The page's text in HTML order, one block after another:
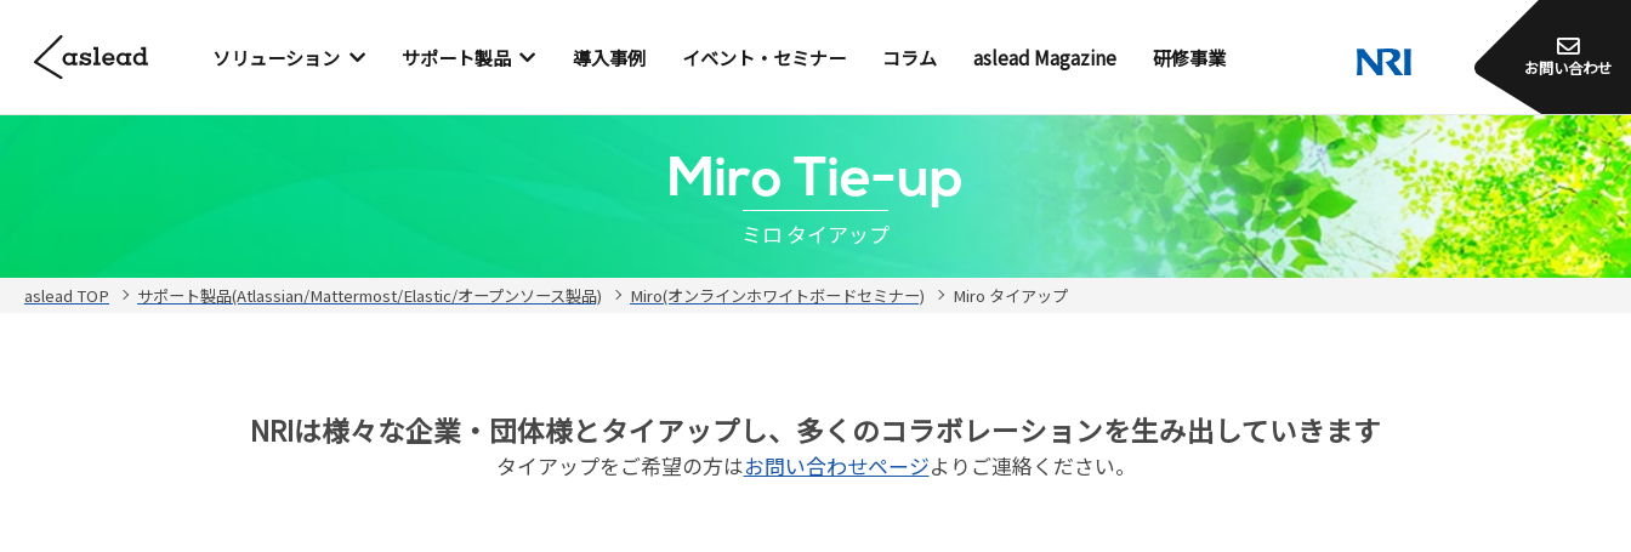
ソリューション サポート製品 導入事例 イベント・セミナー コラム aslead Magazine 研修事業 お問い合わせ
Miro Tie-up
ミロ タイアップ
aslead TOP サポート製品(Atlassian/Mattermost/Elastic/オープンソース製品) Miro(オンラインホワイトボードセミナー) Miro タイアップ
NRIは様々な企業・団体様とタイアップし、多くのコラボレーションを生み出していきます
タイアップをご希望の方はお問い合わせページよりご連絡ください。